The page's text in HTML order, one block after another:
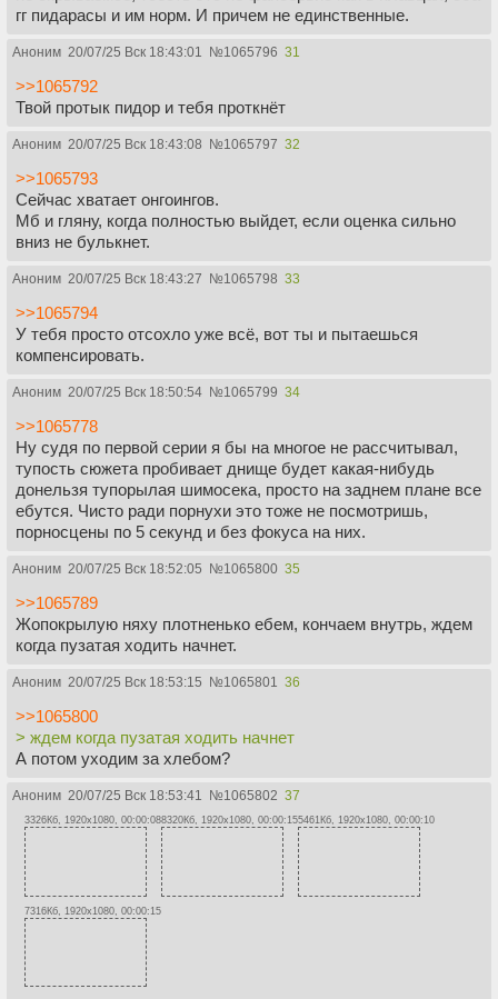
гг пидарасы и им норм. И причем не единственные.
Аноним 20/07/25 Вск 18:43:01 №1065796 31
>>1065792
Твой протык пидор и тебя проткнёт
Аноним 20/07/25 Вск 18:43:08 №1065797 32
>>1065793
Сейчас хватает онгоингов.
Мб и гляну, когда полностью выйдет, если оценка сильно
вниз не булькнет.
Аноним 20/07/25 Вск 18:43:27 №1065798 33
>>1065794
У тебя просто отсохло уже всё, вот ты и пытаешься
компенсировать.
Аноним 20/07/25 Вск 18:50:54 №1065799 34
>>1065778
Ну судя по первой серии я бы на многое не рассчитывал,
тупость сюжета пробивает днище будет какая-нибудь
донельзя тупорылая шимосека, просто на заднем плане все
ебутся. Чисто ради порнухи это тоже не посмотришь,
порносцены по 5 секунд и без фокуса на них.
Аноним 20/07/25 Вск 18:52:05 №1065800 35
>>1065789
Жопокрылую няху плотненько ебем, кончаем внутрь, ждем
когда пузатая ходить начнет.
Аноним 20/07/25 Вск 18:53:15 №1065801 36
>>1065800
> ждем когда пузатая ходить начнет
А потом уходим за хлебом?
Аноним 20/07/25 Вск 18:53:41 №1065802 37
3326Кб, 1920x1080, 00:00:088320Кб, 1920x1080, 00:00:155461Кб, 1920x1080, 00:00:10
7316Кб, 1920x1080, 00:00:15